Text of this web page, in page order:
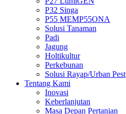
P32 Singa
P55 MEMP55ONA
Solusi Tanaman
Padi
Jagung
Holtikultur
Perkebunan
Solusi Rayap/Urban Pest
Tentang Kami
Inovasi
Keberlanjutan
Masa Depan Pertanian